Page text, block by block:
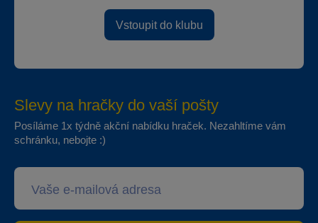
Vstoupit do klubu
Slevy na hračky do vaší pošty
Posíláme 1x týdně akční nabídku hraček. Nezahltíme vám
schránku, nebojte :)